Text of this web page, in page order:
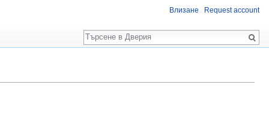
Влизане Request account
Търсене